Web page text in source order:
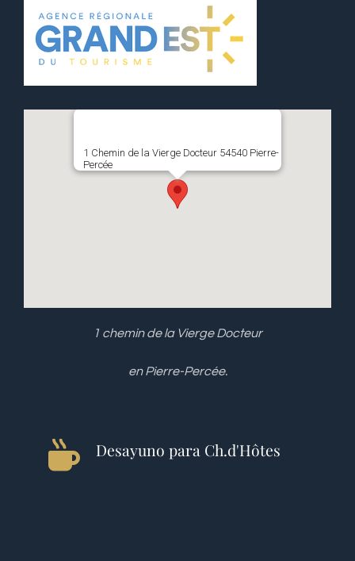
1 Chemin de la Vierge Docteur 54540 Pierre-
Percée
1 chemin de la Vierge Docteur
en Pierre-Percée.
Desayuno para Ch.d'Hôtes